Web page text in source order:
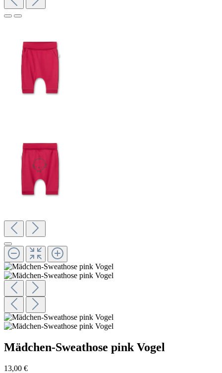
Mädchen-Sweathose pink Vogel
13,00 €